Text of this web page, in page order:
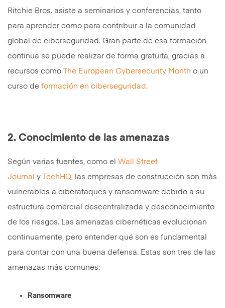
Ritchie Bros. asiste a seminarios y conferencias, tanto
para aprender como para contribuir a la comunidad
global de ciberseguridad. Gran parte de esa formación
continua se puede realizar de forma gratuita, gracias a
recursos como The European Cybersecurity Month o un
curso de formación en ciberseguridad .
2. Conocimiento de las amenazas
Según varias fuentes, como el Wall Street
Journal y TechHQ , las empresas de construcción son más
vulnerables a ciberataques y ransomware debido a su
estructura comercial descentralizada y desconocimiento
de los riesgos. Las amenazas cibernéticas evolucionan
continuamente, pero entender qué son es fundamental
para contar con una buena defensa. Estas son tres de las
amenazas más comunes:
Ransomware